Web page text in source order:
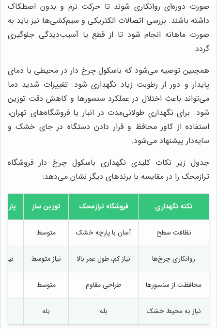
صورت دوره‌ای روانکاری شوند تا حرکت نرم و بدون اصطکاک
داشته باشند. بررسی اتصالات الکتریکی و سیم‌کشی‌ها نیز باید به
صورت ماهانه انجام شود تا از قطع یا آسیب‌دیدگی جلوگیری
گردد.
همچنین توصیه می‌شود که باسکول چرخ دار در محیطی با دمای
پایدار و دور از رطوبت زیاد نگهداری شود. تغییرات شدید دما
می‌تواند باعث اختلال در عملکرد سنسورها و کاهش دقت توزین
شود. برای نگهداری طولانی‌مدت در انبار یا فروشگاه‌های تهران،
استفاده از کاور محافظ و قرار دادن دستگاه در جای خشک و
سایه‌دار پیشنهاد می‌شود.
جدول زیر نکات کلیدی نگهداری باسکول چرخ دار فروشگاه
ترازمحک را در مقایسه با برندهای دیگر نشان می‌دهد:
نکته نگهداری فروشگاه ترازمحک توزین ساز
نظافت سطح آسان با پارچه خشک متوسط
روانکاری چرخ‌ها نیاز کم، طول عمر بالا نیاز متوسط
محافظت از سنسورها طراحی مقاوم متوسط
نیاز به محیط خشک بله بله